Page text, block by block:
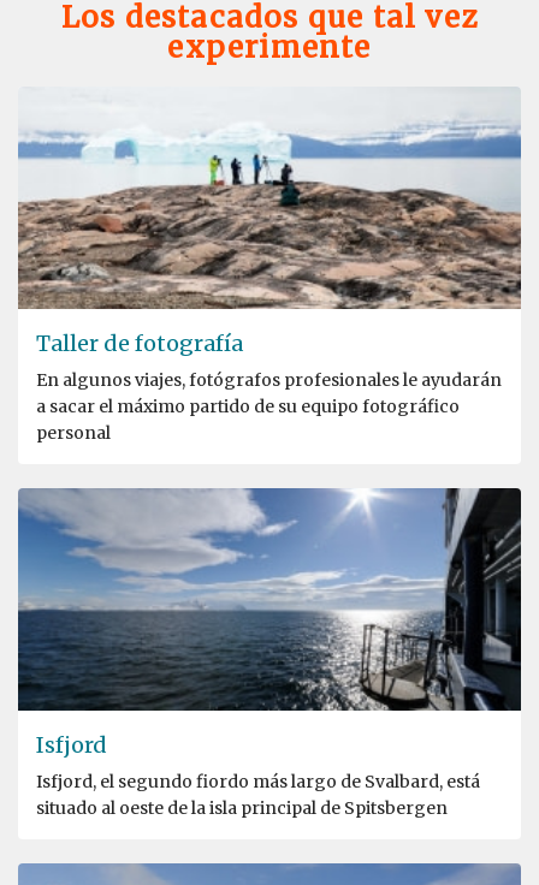
Los destacados que tal vez
experimente
Taller de fotografía
En algunos viajes, fotógrafos profesionales le ayudarán
a sacar el máximo partido de su equipo fotográfico
personal
Isfjord
Isfjord, el segundo fiordo más largo de Svalbard, está
situado al oeste de la isla principal de Spitsbergen